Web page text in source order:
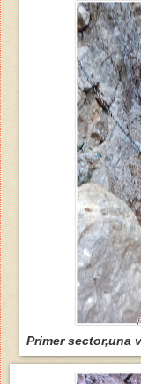
Primer sector,una